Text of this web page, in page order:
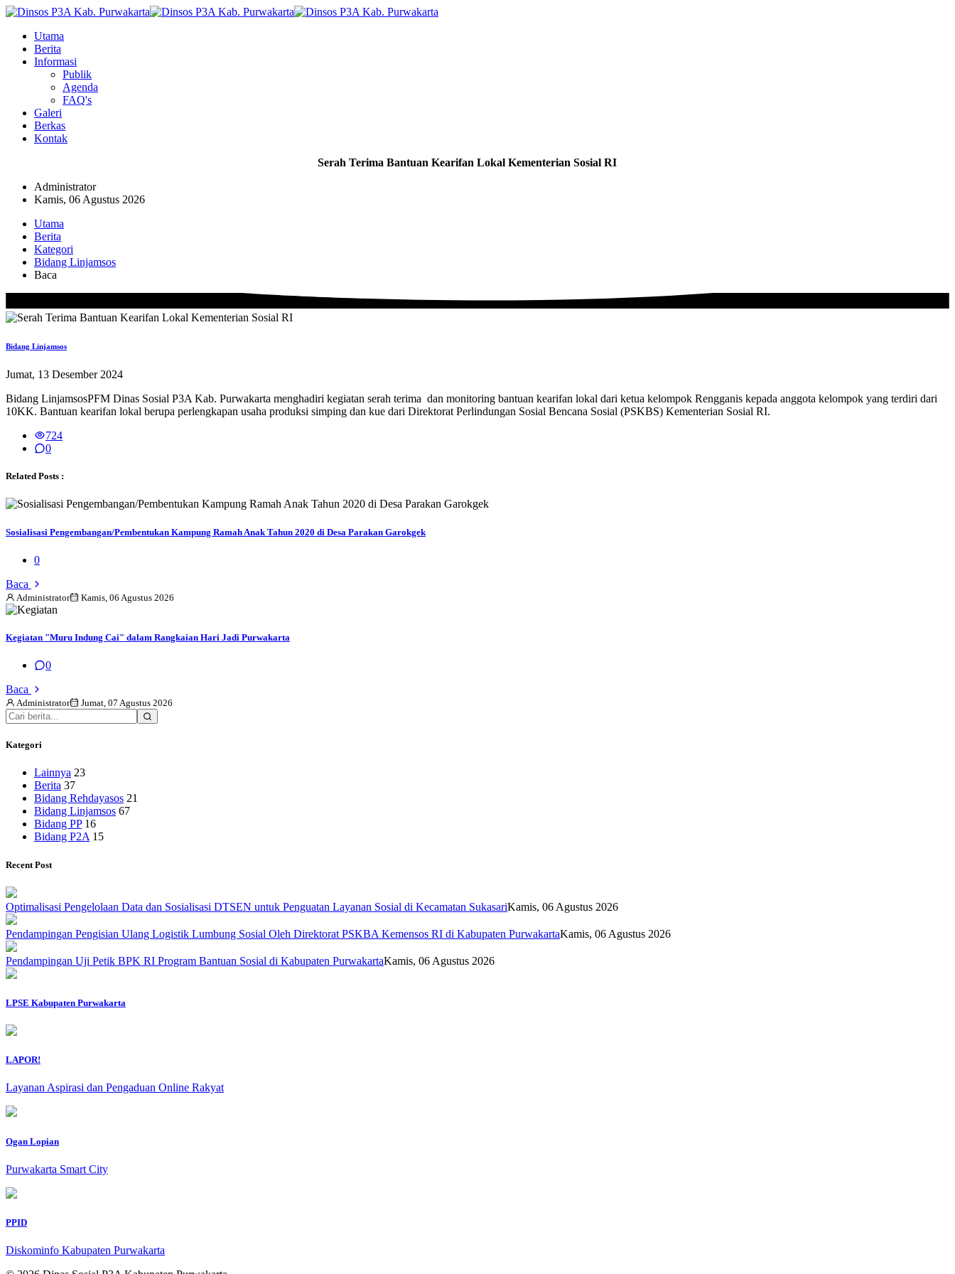
Utama
Berita
Informasi
Publik
Agenda
FAQ's
Galeri
Berkas
Kontak
Serah Terima Bantuan Kearifan Lokal Kementerian Sosial RI
Administrator
Kamis, 06 Agustus 2026
Utama
Berita
Kategori
Bidang Linjamsos
Baca
Bidang Linjamsos
Jumat, 13 Desember 2024
Bidang LinjamsosPFM Dinas Sosial P3A Kab. Purwakarta menghadiri kegiatan serah terima dan monitoring bantuan kearifan lokal dari ketua kelompok Rengganis kepada anggota kelompok yang terdiri dari
10KK. Bantuan kearifan lokal berupa perlengkapan usaha produksi simping dan kue dari Direktorat Perlindungan Sosial Bencana Sosial (PSKBS) Kementerian Sosial RI.
724
0
Related Posts :
Sosialisasi Pengembangan/Pembentukan Kampung Ramah Anak Tahun 2020 di Desa Parakan Garokgek
0
Baca
Administrator Kamis, 06 Agustus 2026
Kegiatan "Muru Indung Cai" dalam Rangkaian Hari Jadi Purwakarta
0
Baca
Administrator Jumat, 07 Agustus 2026
Kategori
Lainnya 23
Berita 37
Bidang Rehdayasos 21
Bidang Linjamsos 67
Bidang PP 16
Bidang P2A 15
Recent Post
Optimalisasi Pengelolaan Data dan Sosialisasi DTSEN untuk Penguatan Layanan Sosial di Kecamatan SukasariKamis, 06 Agustus 2026
Pendampingan Pengisian Ulang Logistik Lumbung Sosial Oleh Direktorat PSKBA Kemensos RI di Kabupaten PurwakartaKamis, 06 Agustus 2026
Pendampingan Uji Petik BPK RI Program Bantuan Sosial di Kabupaten PurwakartaKamis, 06 Agustus 2026
LPSE Kabupaten Purwakarta
LAPOR!
Layanan Aspirasi dan Pengaduan Online Rakyat
Ogan Lopian
Purwakarta Smart City
PPID
Diskominfo Kabupaten Purwakarta